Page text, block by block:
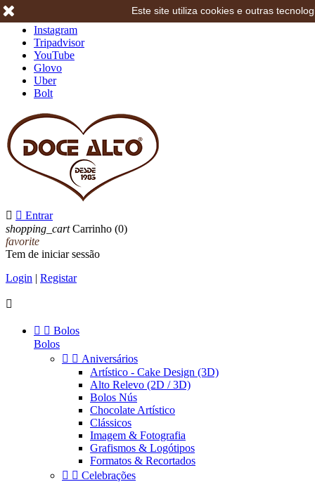
Instagram
Tripadvisor
YouTube
Glovo
Uber
Bolt
  Entrar
shopping_cart Carrinho (0)
favorite
Tem de iniciar sessão
Login | Registar

  Bolos
Bolos
  Aniversários
Artístico - Cake Design (3D)
Alto Relevo (2D / 3D)
Bolos Nús
Chocolate Artístico
Clássicos
Imagem & Fotografia
Grafismos & Logótipos
Formatos & Recortados
  Celebrações
Este site utiliza cookies e outras